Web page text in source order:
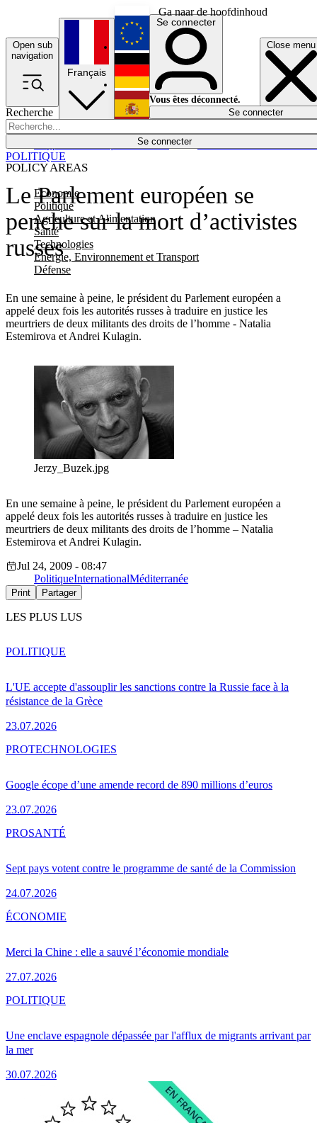
Ga naar de hoofdinhoud
Open sub
navigation
Close menu
Recherche
Se connecter
POLICY AREAS
Economie
Politique
Agriculture et Alimentation
Santé
Technologies
Energie, Environnement et Transport
Défense
Économie
Français
English
Deutsch
Español
Se connecter
Vous êtes déconnecté.
Se connecter
Le Parlement européen se
penche sur la mort d’activistes
russes
En une semaine à peine, le président du Parlement européen a
appelé deux fois les autorités russes à traduire en justice les
meurtriers de deux militants des droits de l’homme - Natalia
Estemirova et Andrei Kulagin.
POLITIQUE
Jerzy_Buzek.jpg
En une semaine à peine, le président du Parlement européen a
appelé deux fois les autorités russes à traduire en justice les
meurtriers de deux militants des droits de l’homme – Natalia
Estemirova et Andrei Kulagin.
Jul 24, 2009 - 08:47
PolitiqueInternationalMéditerranée
Print Partager
LES PLUS LUS
L'UE accepte d'assouplir les sanctions contre la Russie face à la
résistance de la Grèce
23.07.2026
POLITIQUE
Google écope d’une amende record de 890 millions d’euros
23.07.2026
PROTECHNOLOGIES
Sept pays votent contre le programme de santé de la Commission
24.07.2026
PROSANTÉ
Merci la Chine : elle a sauvé l’économie mondiale
27.07.2026
ÉCONOMIE
Une enclave espagnole dépassée par l'afflux de migrants arrivant par
la mer
30.07.2026
POLITIQUE